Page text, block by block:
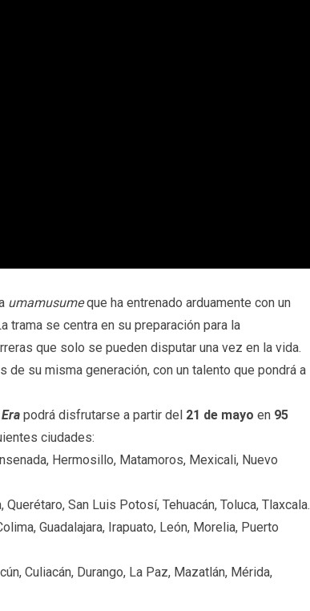
umamusumeque ha entrenado arduamente con un
trama se centra en su preparación para la
que solo se pueden disputar una vez en la vida.
de su misma generación, con un talento que pondrá a
podrá disfrutarse a partir del 21 de mayo en 95
ciudades:
Hermosillo, Matamoros, Mexicali, Nuevo
Querétaro, San Luis Potosí, Tehuacán, Toluca, Tlaxcala.
Guadalajara, Irapuato, León, Morelia, Puerto
Culiacán, Durango, La Paz, Mazatlán, Mérida,